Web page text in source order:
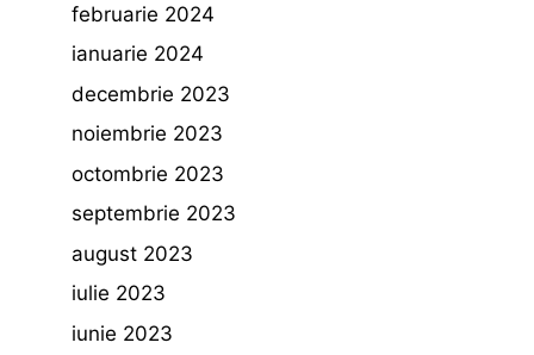
februarie 2024
ianuarie 2024
decembrie 2023
noiembrie 2023
octombrie 2023
septembrie 2023
august 2023
iulie 2023
iunie 2023